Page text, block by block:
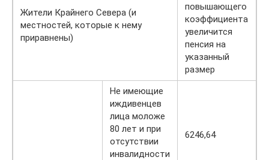
Жители Крайнего Севера (и
местностей, которые к нему
приравнены)
повышающего
коэффициента
увеличится
пенсия на
указанный
размер
Не имеющие
иждивенцев
лица моложе
80 лет и при
отсутствии
инвалидности
6246,64